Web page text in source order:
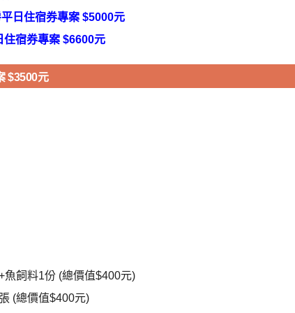
日住宿券專案 $5000元
住宿券專案 $6600元
$3500元
魚飼料1份 (總價值$400元)
(總價值$400元)